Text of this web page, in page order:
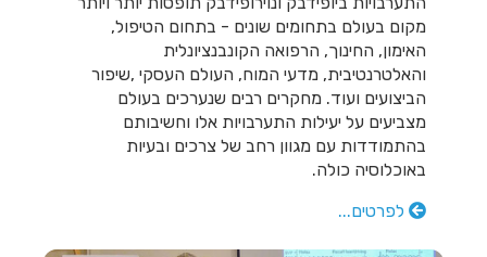
למטפלים . הכשרת...
מכון ביוקשב - טיפול בגרייה
חשמלית tDCS בדיכאון,
ביוקשב שמחה לבשר על הכנסת
מקום בעולם בתחומים שונים - בתחום הטיפול,
האימון, החינוך, הרפואה הקונבנציונלית
והאלטרנטיבית, מדעי המוח, העולם העסקי ,שיפור
הביצועים ועוד. מחקרים רבים שנערכים בעולם
מצביעים על יעילות התערבויות אלו וחשיבותם
בהתמודדות עם מגוון רחב של צרכים ובעיות
באוכלוסיה כולה.
לפרטים...